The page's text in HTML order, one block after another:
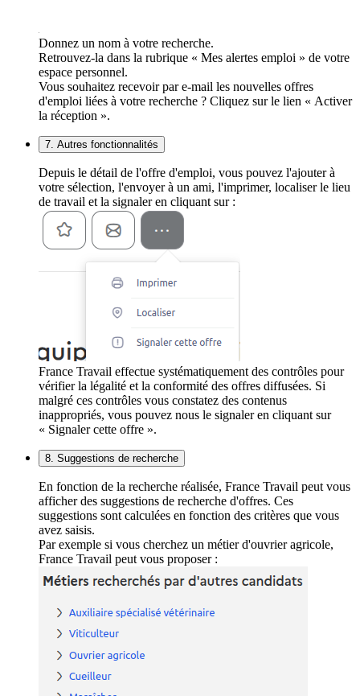
Donnez un nom à votre recherche.
Retrouvez-la dans la rubrique « Mes alertes emploi » de votre
espace personnel.
Vous souhaitez recevoir par e-mail les nouvelles offres
d'emploi liées à votre recherche ? Cliquez sur le lien « Activer
la réception ».
7. Autres fonctionnalités
Depuis le détail de l'offre d'emploi, vous pouvez l'ajouter à
votre sélection, l'envoyer à un ami, l'imprimer, localiser le lieu
de travail et la signaler en cliquant sur :
France Travail effectue systématiquement des contrôles pour
vérifier la légalité et la conformité des offres diffusées. Si
malgré ces contrôles vous constatez des contenus
inappropriés, vous pouvez nous le signaler en cliquant sur
« Signaler cette offre ».
8. Suggestions de recherche
En fonction de la recherche réalisée, France Travail peut vous
afficher des suggestions de recherche d'offres. Ces
suggestions sont calculées en fonction des critères que vous
avez saisis.
Par exemple si vous cherchez un métier d'ouvrier agricole,
France Travail peut vous proposer :